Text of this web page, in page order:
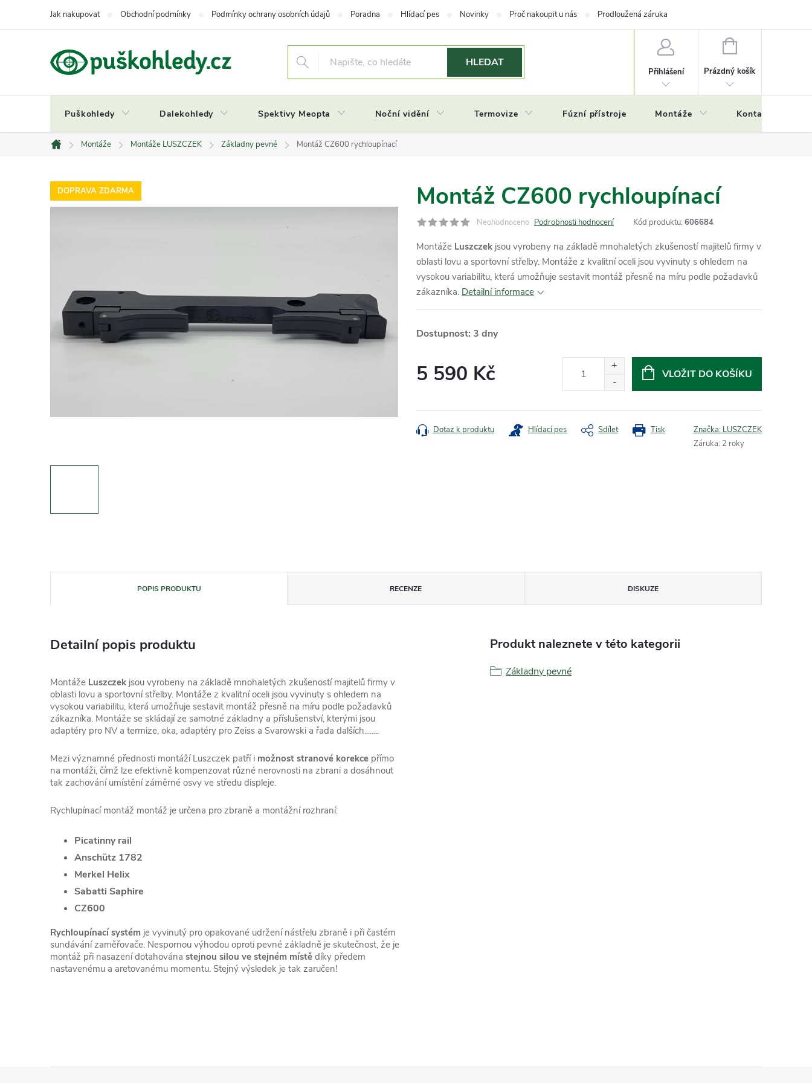
Jak nakupovat Obchodní podmínky Podmínky ochrany osobních údajů Poradna Hlídací pes Novinky Proč nakoupit u nás Prodloužená záruka
HLEDAT
Přihlášení
NÁKUPNÍ
Prázdný košík
Puškohledy Dalekohledy Spektivy Meopta Noční vidění Termovize Fúzní přístroje Montáže Kontakty
Domů
Montáže Montáže LUSZCZEK Základny pevné Montáž CZ600 rychloupínací
DOPRAVA ZDARMA Montáž CZ600 rychloupínací
Neohodnoceno Podrobnosti hodnocení Kód produktu: 606684
Montáže Luszczek jsou vyrobeny na základě mnohaletých zkušeností majitelů firmy v
oblasti lovu a sportovní střelby. Montáže z kvalitní oceli jsou vyvinuty s ohledem na
vysokou variabilitu, která umožňuje sestavit montáž přesně na míru podle požadavků
zákazníka. Detailní informace
Dostupnost: 3 dny
5 590 Kč VLOŽIT DO KOŠÍKU
Tisk
Dotaz k produktu Hlídací pes Sdílet Značka: LUSZCZEK
Záruka: 2 roky
POPIS PRODUKTU RECENZE DISKUZE
Detailní popis produktu
Montáže Luszczek jsou vyrobeny na základě mnohaletých zkušeností majitelů firmy v
oblasti lovu a sportovní střelby. Montáže z kvalitní oceli jsou vyvinuty s ohledem na
vysokou variabilitu, která umožňuje sestavit montáž přesně na míru podle požadavků
zákazníka. Montáže se skládají ze samotné základny a příslušenství, kterými jsou
adaptéry pro NV a termize, oka, adaptéry pro Zeiss a Svarowski a řada dalších........
Mezi významné přednosti montáží Luszczek patří i možnost stranové korekce přímo
na montáži, čímž lze efektivně kompenzovat různé nerovnosti na zbrani a dosáhnout
tak zachování umístění záměrné osvy ve středu displeje.
Rychlupínací montáž montáž je určena pro zbraně a montážní rozhraní:
Picatinny rail
Anschütz 1782
Merkel Helix
Sabatti Saphire
CZ600
Rychloupínací systém je vyvinutý pro opakované udržení nástřelu zbraně i při častém
sundávání zaměřovače. Nespornou výhodou oproti pevné základně je skutečnost, že je
montáž při nasazení dotahována stejnou silou ve stejném místě díky předem
nastavenému a aretovanému momentu. Stejný výsledek je tak zaručen!
Produkt naleznete v této kategorii
Základny pevné